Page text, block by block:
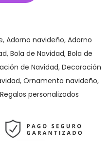
, Adorno navideño, Adorno
, Bola de Navidad, Bola de
de Navidad, Decoración
, Ornamento navideño,
Regalos personalizados